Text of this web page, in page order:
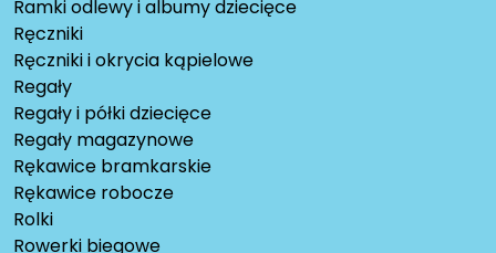
Ramki odlewy i albumy dziecięce
Ręczniki
Ręczniki i okrycia kąpielowe
Regały
Regały i półki dziecięce
Regały magazynowe
Rękawice bramkarskie
Rękawice robocze
Rolki
Rowerki biegowe